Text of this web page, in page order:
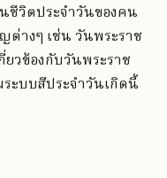
ชีวิตประจำวันของคน
ต่างๆ เช่น วันพระราช
วข้องกับวันพระราช
ะบบสีประจำวันเกิดนี้